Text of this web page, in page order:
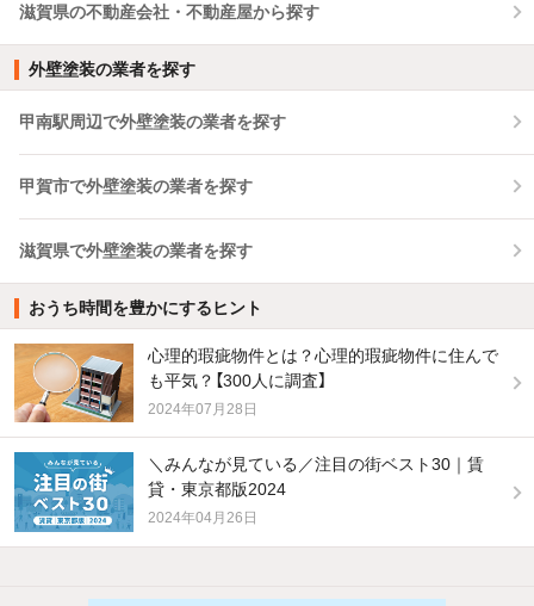
滋賀県の不動産会社・不動産屋から探す
外壁塗装の業者を探す
甲南駅周辺で外壁塗装の業者を探す
甲賀市で外壁塗装の業者を探す
滋賀県で外壁塗装の業者を探す
おうち時間を豊かにするヒント
心理的瑕疵物件とは？心理的瑕疵物件に住んで
も平気？【300人に調査】
2024年07月28日
＼みんなが見ている／注目の街ベスト30｜賃
貸・東京都版2024
2024年04月26日
他の人はこんな条件で絞り込んでいます！